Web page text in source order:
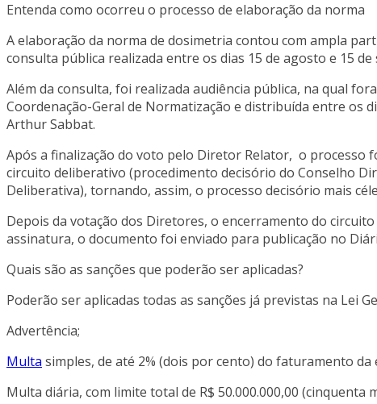
Entenda como ocorreu o processo de elaboração da norma
A elaboração da norma de dosimetria contou com ampla
consulta pública realizada entre os dias 15 de agosto e 15 de
Além da consulta, foi realizada audiência pública, na qual
Coordenação-Geral de Normatização e distribuída entre os
Arthur Sabbat.
Após a finalização do voto pelo Diretor Relator, o processo
circuito deliberativo (procedimento decisório do Conselho
Deliberativa), tornando, assim, o processo decisório mais
Depois da votação dos Diretores, o encerramento do
assinatura, o documento foi enviado para publicação no
Quais são as sanções que poderão ser aplicadas?
Poderão ser aplicadas todas as sanções já previstas na Lei
Advertência;
Multa simples, de até 2% (dois por cento) do faturamento
Multa diária, com limite total de R$ 50.000.000,00 (cinquenta